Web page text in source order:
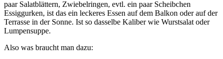
paar Salatblättern, Zwiebelringen, evtl. ein paar Scheibchen
Essiggurken, ist das ein leckeres Essen auf dem Balkon oder auf der
Terrasse in der Sonne. Ist so dasselbe Kaliber wie Wurstsalat oder
Lumpensuppe.
Also was braucht man dazu: